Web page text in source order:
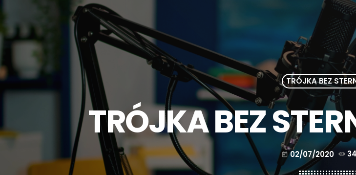
TRÓJKA BEZ
TRÓJKA BEZ
today 02/07/2020 34